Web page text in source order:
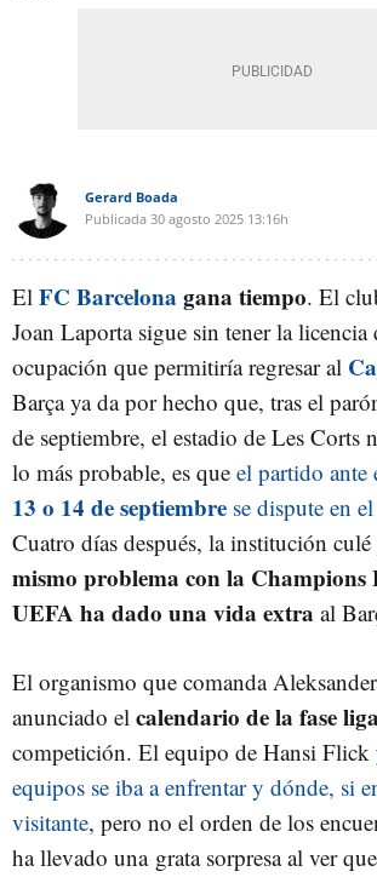
Gerard Boada
Publicada 30 agosto 2025 13:16h
El FC Barcelona gana tiempo. El
Joan Laporta sigue sin tener la licencia
ocupación que permitiría regresar al
Barça ya da por hecho que, tras el
de septiembre, el estadio de Les Corts
lo más probable, es que el partido ante
13 o 14 de septiembre se dispute en el
Cuatro días después, la institución
mismo problema con la Champions
UEFA ha dado una vida extra al
El organismo que comanda
anunciado el calendario de la fase liga
competición. El equipo de Hansi Flick
equipos se iba a enfrentar y dónde, si
visitante, pero no el orden de los
ha llevado una grata sorpresa al ver